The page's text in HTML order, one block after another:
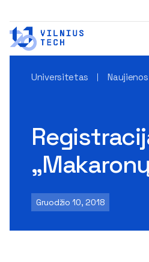
Universitetas
Gruodžio 10, 2018